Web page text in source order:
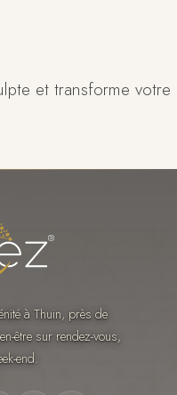
et transforme votre
à Thuin, près de
être sur rendez-vous,
end.